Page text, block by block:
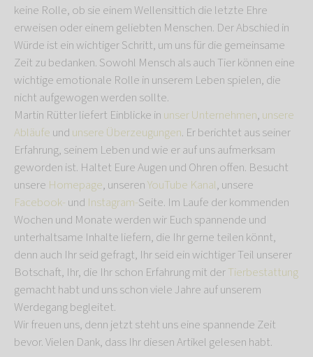
keine Rolle, ob sie einem Wellensittich die letzte Ehre
erweisen oder einem geliebten Menschen. Der Abschied in
Würde ist ein wichtiger Schritt, um uns für die gemeinsame
Zeit zu bedanken. Sowohl Mensch als auch Tier können eine
wichtige emotionale Rolle in unserem Leben spielen, die
nicht aufgewogen werden sollte.
Martin Rütter liefert Einblicke in unser Unternehmen, unsere
Abläufe und unsere Überzeugungen. Er berichtet aus seiner
Erfahrung, seinem Leben und wie er auf uns aufmerksam
geworden ist. Haltet Eure Augen und Ohren offen. Besucht
unsere Homepage, unserenYouTube Kanal, unsere
Facebook- und Instagram-Seite. Im Laufe der kommenden
Wochen und Monate werden wir Euch spannende und
unterhaltsame Inhalte liefern, die Ihr gerne teilen könnt,
denn auch Ihr seid gefragt, Ihr seid ein wichtiger Teil unserer
Botschaft, Ihr, die Ihr schon Erfahrung mit derTierbestattung
gemacht habt und uns schon viele Jahre auf unserem
Werdegang begleitet.
Wir freuen uns, denn jetzt steht uns eine spannende Zeit
bevor. Vielen Dank, dass Ihr diesen Artikel gelesen habt.